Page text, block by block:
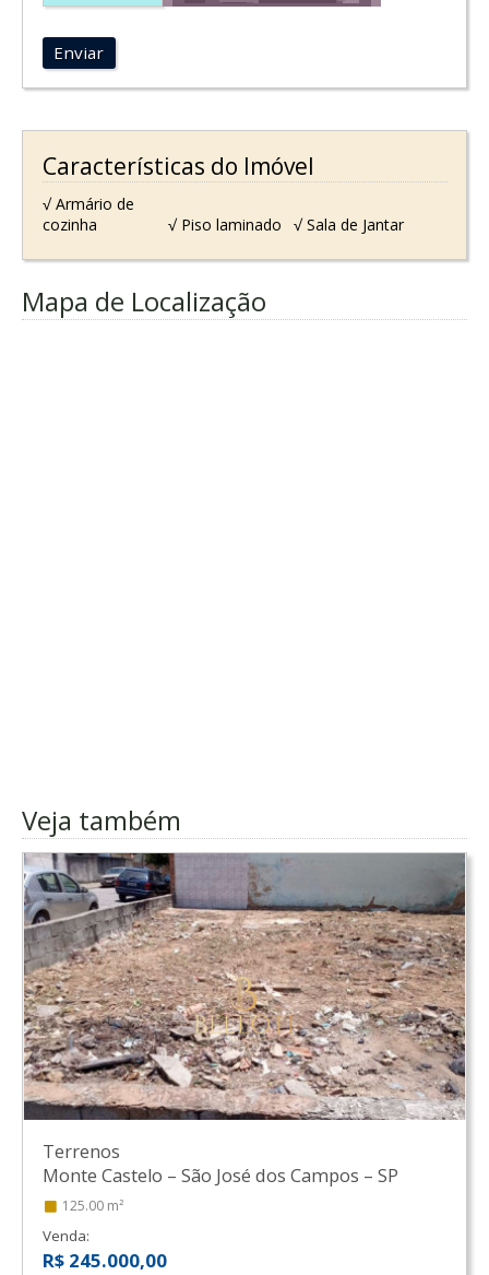
Enviar
Características do Imóvel
√ Armário de
cozinha
√ Piso laminado √ Sala de Jantar
Mapa de Localização
Veja também
Terrenos
Monte Castelo – São José dos Campos – SP
125.00 m²
Venda:
R$ 245.000,00